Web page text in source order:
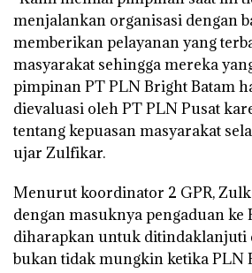
menjalankan organisasi dengan
memberikan pelayanan yang
masyarakat sehingga mereka
pimpinan PT PLN Bright Batam
dievaluasi oleh PT PLN Pusat
tentang kepuasan masyarakat
ujar Zulfikar.
Menurut koordinator 2 GPR,
dengan masuknya pengaduan ke
diharapkan untuk ditindaklanjuti
bukan tidak mungkin ketika PLN